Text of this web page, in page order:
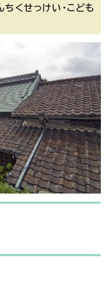
くせっけい・こども